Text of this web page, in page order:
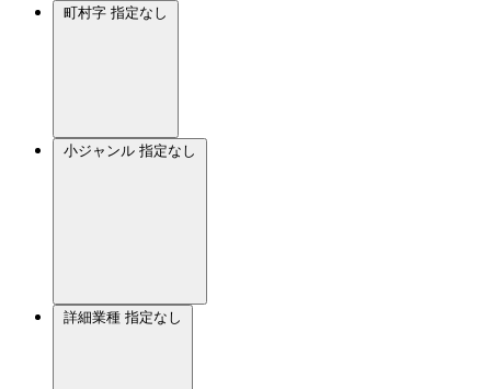
町村字 指定なし
小ジャンル 指定なし
詳細業種 指定なし